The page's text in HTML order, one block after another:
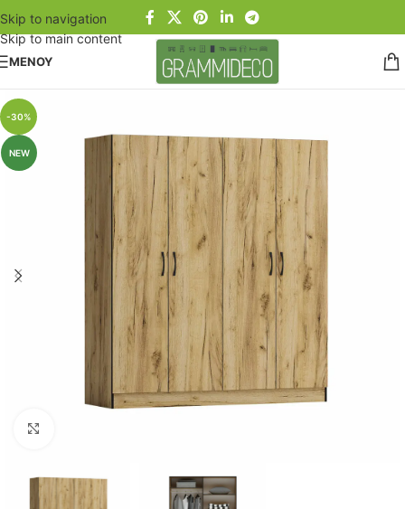
Skip to navigation
Skip to main content
ΜΕΝΟΥ
-30%
NEW